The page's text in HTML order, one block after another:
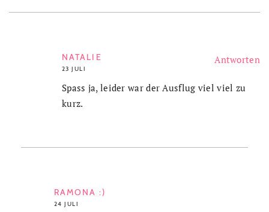
NATALIE
23 JULI
Spass ja, leider war der Ausflug viel viel zu
kurz.
RAMONA :)
24 JULI
Antworten